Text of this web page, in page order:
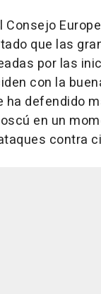
Consejo
que las
por las
con la
ha defendido
en un
contra